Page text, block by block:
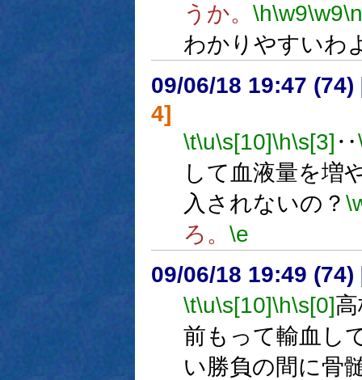
うか。 \h\w9\w9\n
わかりやすいわ
09/06/18 19:47 (74)
4]
\t\u\s[10]\h\s[3] ‥
して血液量を増
入されないの？
ろ。 \e
09/06/18 19:49 (74)
\t\u\s[10]\h\s[0]
前もって輸血し
い勝負の間に骨